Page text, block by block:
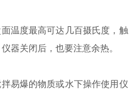
度最高可达几百摄氏度，触
器关闭后，也要注意余热。
爆的物质或水下操作使用仪